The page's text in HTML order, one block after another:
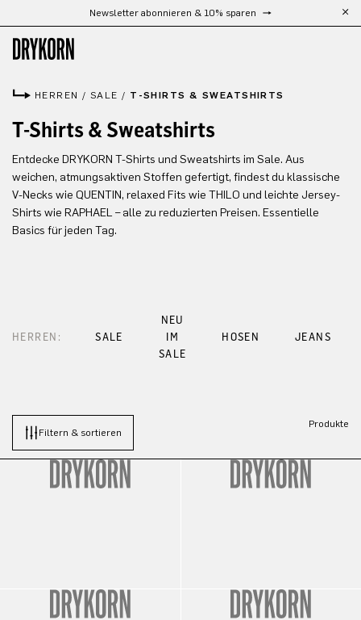
Zum Hauptinhalt springenNewsletter abonnieren & 10% sparen
HERREN / SALE / T-SHIRTS & SWEATSHIRTS
T-Shirts & Sweatshirts
Entdecke DRYKORN T-Shirts und Sweatshirts im Sale. Aus
weichen, atmungsaktiven Stoffen gefertigt, findest du klassische
V-Necks wie QUENTIN, relaxed Fits wie THILO und leichte Jersey-
Shirts wie RAPHAEL – alle zu reduzierten Preisen. Essentielle
Basics für jeden Tag.
HERREN: SALE
NEU
IM
SALE
HOSEN JEANS
Filtern & sortieren
Produkte